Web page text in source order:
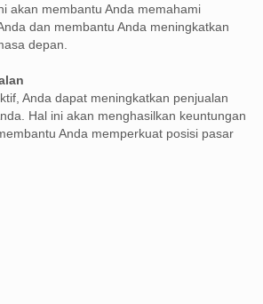
akan membantu Anda memahami
dan membantu Anda meningkatkan
depan.
Anda dapat meningkatkan penjualan
Hal ini akan menghasilkan keuntungan
Anda memperkuat posisi pasar